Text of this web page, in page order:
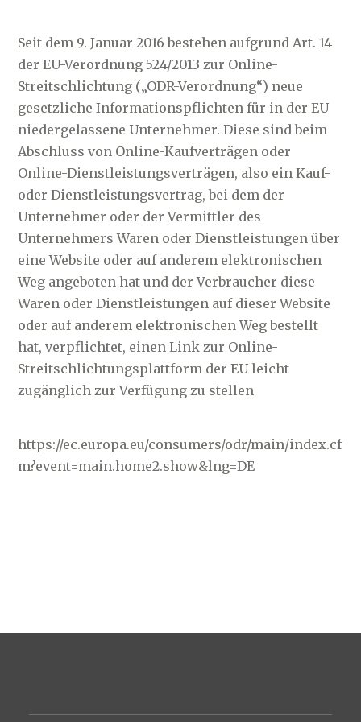
Seit dem 9. Januar 2016 bestehen aufgrund Art. 14
der EU-Verordnung 524/2013 zur Online-
Streitschlichtung („ODR-Verordnung“) neue
gesetzliche Informationspflichten für in der EU
niedergelassene Unternehmer. Diese sind beim
Abschluss von Online-Kaufverträgen oder
Online-Dienstleistungsverträgen, also ein Kauf-
oder Dienstleistungsvertrag, bei dem der
Unternehmer oder der Vermittler des
Unternehmers Waren oder Dienstleistungen über
eine Website oder auf anderem elektronischen
Weg angeboten hat und der Verbraucher diese
Waren oder Dienstleistungen auf dieser Website
oder auf anderem elektronischen Weg bestellt
hat, verpflichtet, einen Link zur Online-
Streitschlichtungsplattform der EU leicht
zugänglich zur Verfügung zu stellen
https://ec.europa.eu/consumers/odr/main/index.cf
m?event=main.home2.show&lng=DE